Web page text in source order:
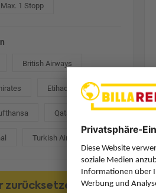
Max. 1 Stopp
British Airways
Etihad Airways
Qatar Airways
Turkish Airlines
zurücksetzen